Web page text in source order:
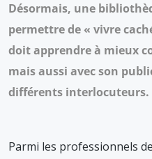
Désormais, une
permettre de « vivre
doit apprendre à mieux
mais aussi avec son
différents interlocuteurs.
Parmi les professionnels